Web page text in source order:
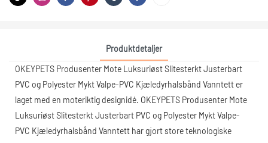
Produktdetaljer
OKEYPETS Produsenter Mote Luksuriøst Slitesterkt Justerbart
PVC og Polyester Mykt Valpe-PVC Kjæledyrhalsbånd Vanntett er
laget med en moteriktig designidé. OKEYPETS Produsenter Mote
Luksuriøst Slitesterkt Justerbart PVC og Polyester Mykt Valpe-
PVC Kjæledyrhalsbånd Vanntett har gjort store teknologiske